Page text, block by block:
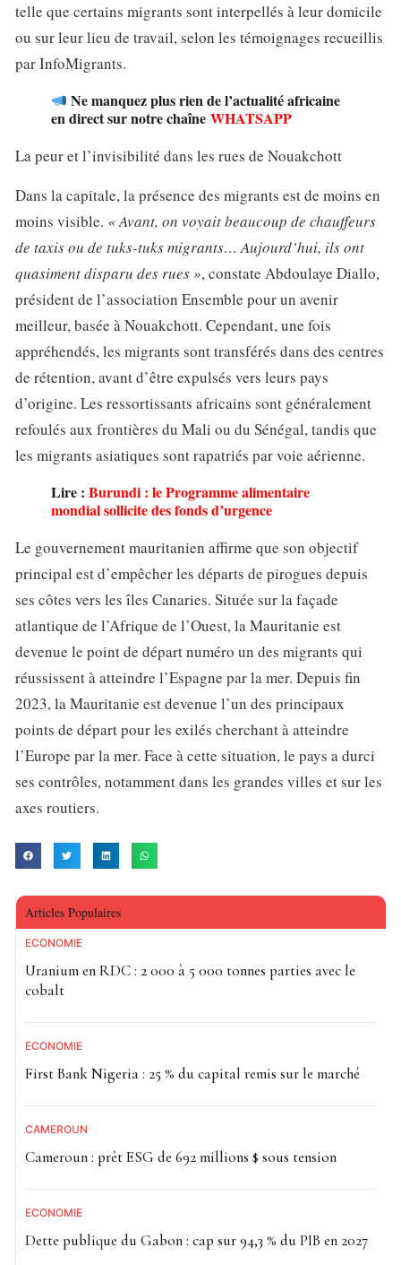
telle que certains migrants sont interpellés à leur domicile
ou sur leur lieu de travail, selon les témoignages recueillis
par InfoMigrants.
Ne manquez plus rien de l’actualité africaine
en direct sur notre chaîne WHATSAPP
La peur et l’invisibilité dans les rues de Nouakchott
Dans la capitale, la présence des migrants est de moins en
moins visible. « Avant, on voyait beaucoup de chauffeurs
de taxis ou de tuks-tuks migrants… Aujourd’hui, ils ont
quasiment disparu des rues », constate Abdoulaye Diallo,
président de l’association Ensemble pour un avenir
meilleur, basée à Nouakchott. Cependant, une fois
appréhendés, les migrants sont transférés dans des centres
de rétention, avant d’être expulsés vers leurs pays
d’origine. Les ressortissants africains sont généralement
refoulés aux frontières du Mali ou du Sénégal, tandis que
les migrants asiatiques sont rapatriés par voie aérienne.
Lire : Burundi : le Programme alimentaire
mondial sollicite des fonds d’urgence
Le gouvernement mauritanien affirme que son objectif
principal est d’empêcher les départs de pirogues depuis
ses côtes vers les îles Canaries. Située sur la façade
atlantique de l’Afrique de l’Ouest, la Mauritanie est
devenue le point de départ numéro un des migrants qui
réussissent à atteindre l’Espagne par la mer. Depuis fin
2023, la Mauritanie est devenue l’un des principaux
points de départ pour les exilés cherchant à atteindre
l’Europe par la mer. Face à cette situation, le pays a durci
ses contrôles, notamment dans les grandes villes et sur les
axes routiers.
Articles Populaires
ECONOMIE
Uranium en RDC : 2 000 à 5 000 tonnes parties avec le
cobalt
ECONOMIE
First Bank Nigeria : 25 % du capital remis sur le marché
CAMEROUN
Cameroun : prêt ESG de 692 millions $ sous tension
ECONOMIE
Dette publique du Gabon : cap sur 94,3 % du PIB en 2027